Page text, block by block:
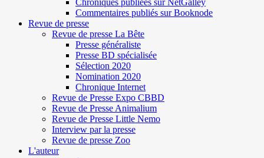
Commentaires publiés sur Booknode
Revue de presse
Revue de presse La Bête
Presse généraliste
Presse BD spécialisée
Sélection 2020
Nomination 2020
Chronique Internet
Revue de Presse Expo CBBD
Revue de Presse Animalium
Revue de Presse Little Nemo
Interview par la presse
Revue de presse Zoo
L'auteur